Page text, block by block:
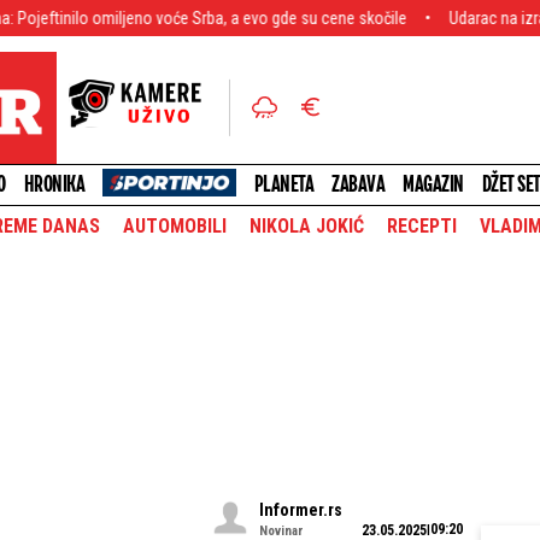
voće Srba, a evo gde su cene skočile Udarac na izraelsku mrežu:
HRONIKA PLANETA ZABAVA MAGAZIN DŽET SET
DANAS AUTOMOBILI NIKOLA JOKIĆ RECEPTI
Informer.rs
Novinar 23.05.2025 09:20